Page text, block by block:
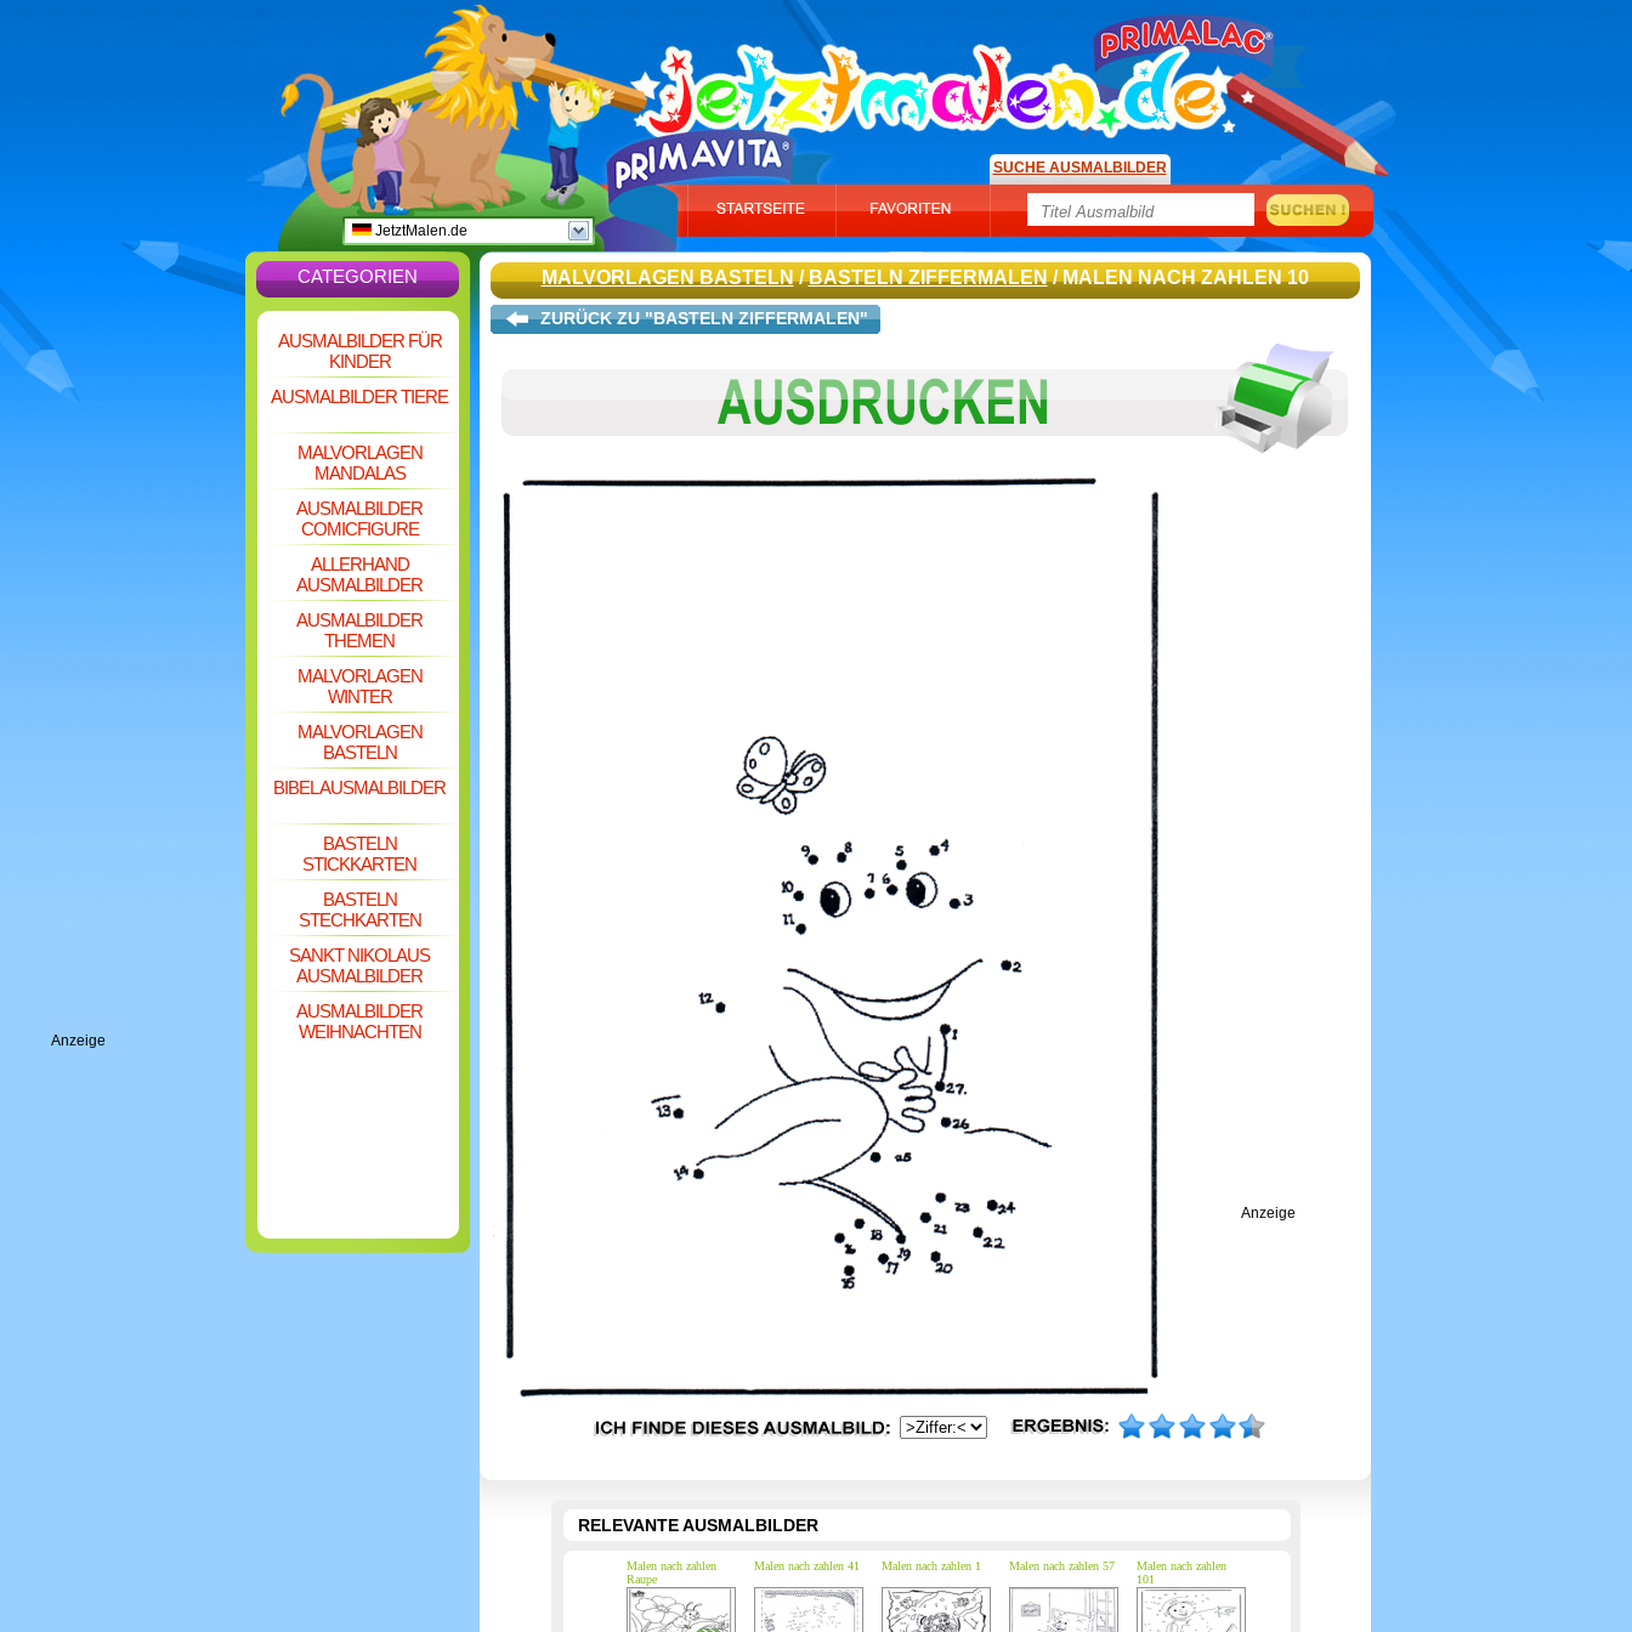
Anzeige
JetztMalen.de
SUCHE AUSMALBILDER
CATEGORIEN
AUSMALBILDER FÜR
KINDER
AUSMALBILDER TIERE
MALVORLAGEN
MANDALAS
AUSMALBILDER
COMICFIGURE
ALLERHAND
AUSMALBILDER
AUSMALBILDER
THEMEN
MALVORLAGEN
WINTER
MALVORLAGEN
BASTELN
BIBEL AUSMALBILDER
BASTELN
STICKKARTEN
BASTELN
STECHKARTEN
SANKT NIKOLAUS
AUSMALBILDER
AUSMALBILDER
WEIHNACHTEN
MALVORLAGEN BASTELN/BASTELN ZIFFERMALEN/ MALEN NACH ZAHLEN 10
ZURÜCK ZU "BASTELN ZIFFERMALEN"
Anzeige
RELEVANTE AUSMALBILDER
Malen nach zahlen
Raupe
Malen nach zahlen 41 Malen nach zahlen 1 Malen nach zahlen 57
Malen nach zahlen
101